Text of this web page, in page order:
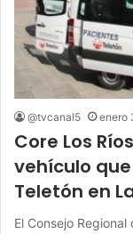
@tvcanal5 enero
Core Los
vehículo
Teletón en
El Consejo